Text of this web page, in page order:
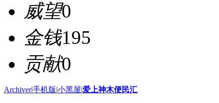
威望0
金钱195
贡献0
Archiver|手机版|小黑屋|爱上神木便民汇